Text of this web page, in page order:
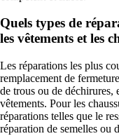
Quels types de
les vêtements et les
Les réparations les plus
remplacement de
de trous ou de déchirures,
vêtements. Pour les
réparations telles que le
réparation de semelles ou